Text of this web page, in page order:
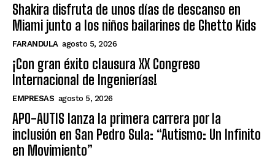
Shakira disfruta de unos días de descanso en
Miami junto a los niños bailarines de Ghetto Kids
FARANDULA agosto 5, 2026
¡Con gran éxito clausura XX Congreso
Internacional de Ingenierías!
EMPRESAS agosto 5, 2026
APO-AUTIS lanza la primera carrera por la
inclusión en San Pedro Sula: “Autismo: Un Infinito
en Movimiento”